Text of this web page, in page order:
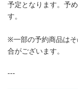
予定となります。予
す。
※一部の予約商品は
合がございます。
---